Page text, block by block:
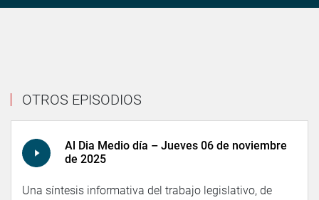
OTROS EPISODIOS
Al Dia Medio día – Jueves 06 de noviembre
de 2025
Una síntesis informativa del trabajo legislativo, de